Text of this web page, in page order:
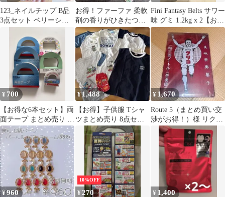
123_ネイルチップ B品
3点セット ベリーショ
お得！ファーファ 柔軟
剤の香りがひきたつ無
香料洗剤 10個まとめ売
り
Fini Fantasy Belts サワー
味 グミ 1.2kg x 2【お
得】
¥ 700
【お得な6本セット】両
面テープ まとめ売り 工
作・DIY・事務用（が
くぶん他）
¥1,488
【お得】子供服 Tシャ
ツまとめ売り 8点セッ
ト プティマイン新品あ
り パウパト他
¥ 1,670
Route 5（まとめ買い交
渉がお得！）様 リクエ
スト 3点 まとめ商品
¥960
10%OFF
¥ 270 ¥ 1,400